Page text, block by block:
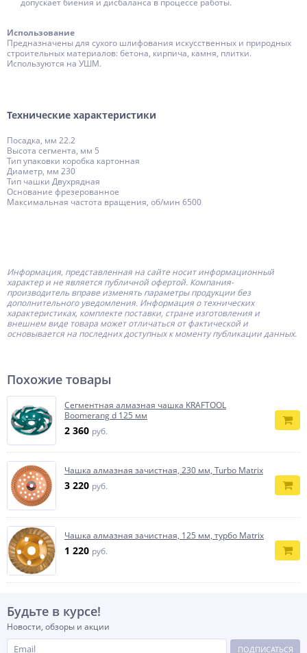
допускает биения и дисбаланса в процессе работы.
Использование
Предназначены для сухого шлифования искусственных и природных
строительных материалов: бетона, кирпича, камня, плитки.
Используются на УШМ.
Технические характеристики
Посадка, мм 22.2
Высота сегмента, мм 5
Тип упаковки коробка картонная
Диаметр, мм 230
Тип чашки Двухрядная
Основание фрезерованное
Максимальная частота вращения, об/мин 6500
Информация, представленная на сайте носит информационный
характер и не является публичной офертой. Компания-
производитель вправе изменять параметры продукции без
дополнительного уведомления. Информация о технических
характеристиках, комплекте поставки, стране изготовления и
внешнем виде товара может отличаться от фактической и
основывается на последних доступных к моменту публикации данных.
Похожие товары
Сегментная алмазная чашка KRAFTOOL
Boomerang d 125 мм
2 360 руб.
Чашка алмазная зачистная, 230 мм, Turbo Matrix
3 220 руб.
Чашка алмазная зачистная, 125 мм, турбо Matrix
1 220 руб.
Будьте в курсе!
Новости, обзоры и акции
ПОДПИСАТЬСЯ